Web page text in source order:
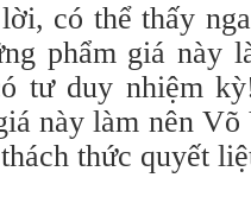
có thể thấy
phẩm giá này
tư duy nhiệm
này làm nên
thức quyết